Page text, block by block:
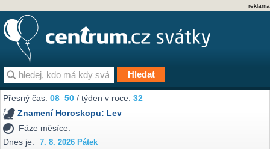
reklama
Přesný čas:08 50 / týden v roce:32
Znamení Horoskopu: Lev
Fáze měsíce:
Dnes je:
7. 8. 2026 Pátek